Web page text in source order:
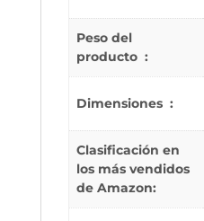
Peso del
producto ‏ : ‎
Dimensiones ‏ : ‎
Clasificación en
los más vendidos
de Amazon: